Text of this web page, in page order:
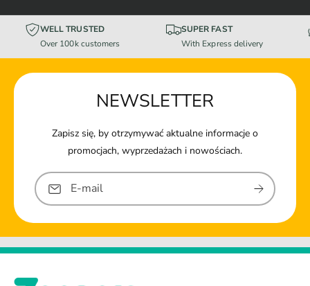
WELL TRUSTED
Over 100k customers
SUPER FAST
With Express delivery
NEWSLETTER
Zapisz się, by otrzymywać aktualne informacje o
promocjach, wyprzedażach i nowościach.
E-mail